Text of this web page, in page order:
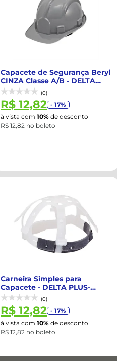
Capacete de Segurança Beryl
CINZA Classe A/B - DELTA
PLUS-WP...
(0)
R$ 12,82 - 17%
à vista com 10% de desconto
R$ 12,82 no boleto
Carneira Simples para
Capacete - DELTA PLUS-
WPS0702
(0)
R$ 12,82 - 17%
à vista com 10% de desconto
R$ 12,82 no boleto